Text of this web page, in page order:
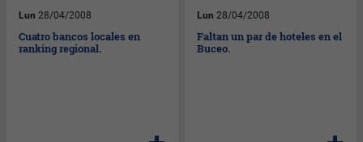
Lun 28/04/2008
Cuatro bancos locales en
ranking regional.
Lun 28/04/2008
Faltan un par de hoteles en el
Buceo.